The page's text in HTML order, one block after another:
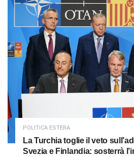
POLITICA ESTERA
La Turchia toglie il veto
Svezia e Finlandia: sosterrà